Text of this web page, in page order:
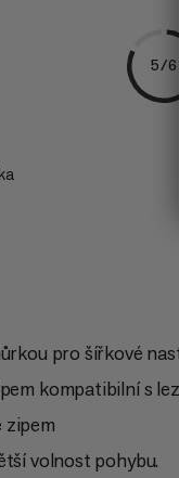
5/6
pro šířkové
kompatibilní s
zipem
volnost pohybu.